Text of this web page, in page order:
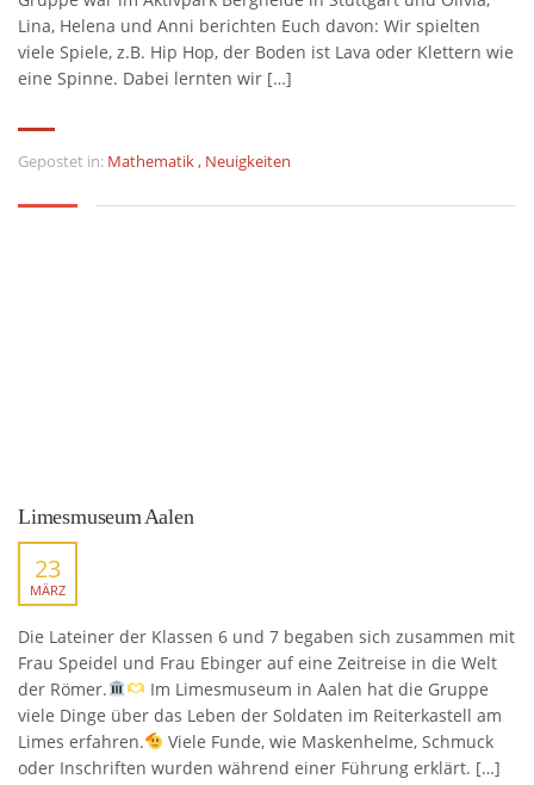
Lina, Helena und Anni berichten Euch davon: Wir spielten
viele Spiele, z.B. Hip Hop, der Boden ist Lava oder Klettern wie
eine Spinne. Dabei lernten wir […]
Gepostet in: Mathematik, Neuigkeiten
Limesmuseum Aalen
23
MÄRZ
Die Lateiner der Klassen 6 und 7 begaben sich zusammen mit
Frau Speidel und Frau Ebinger auf eine Zeitreise in die Welt
der Römer.
Im Limesmuseum in Aalen hat die Gruppe
viele Dinge über das Leben der Soldaten im Reiterkastell am
Limes erfahren.
Viele Funde, wie Maskenhelme, Schmuck
oder Inschriften wurden während einer Führung erklärt. […]